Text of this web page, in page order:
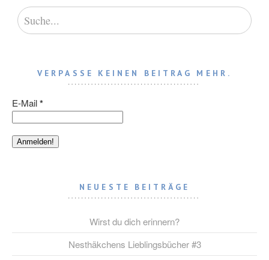
VERPASSE KEINEN BEITRAG MEHR.
E-Mail*
NEUESTE BEITRÄGE
Wirst du dich erinnern?
Nesthäkchens Lieblingsbücher #3